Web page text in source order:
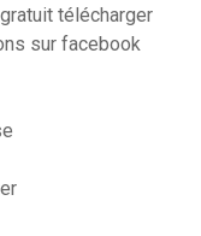
télécharger
sur facebook